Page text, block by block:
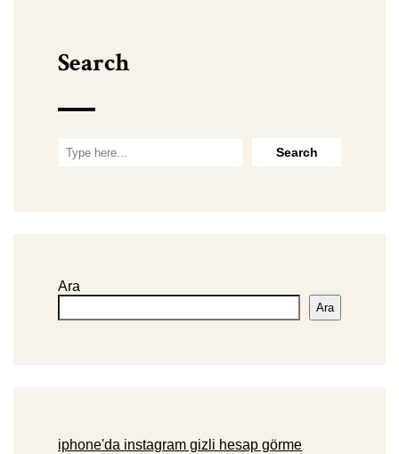
Search
Ara
Ara
iphone'da instagram gizli hesap görme